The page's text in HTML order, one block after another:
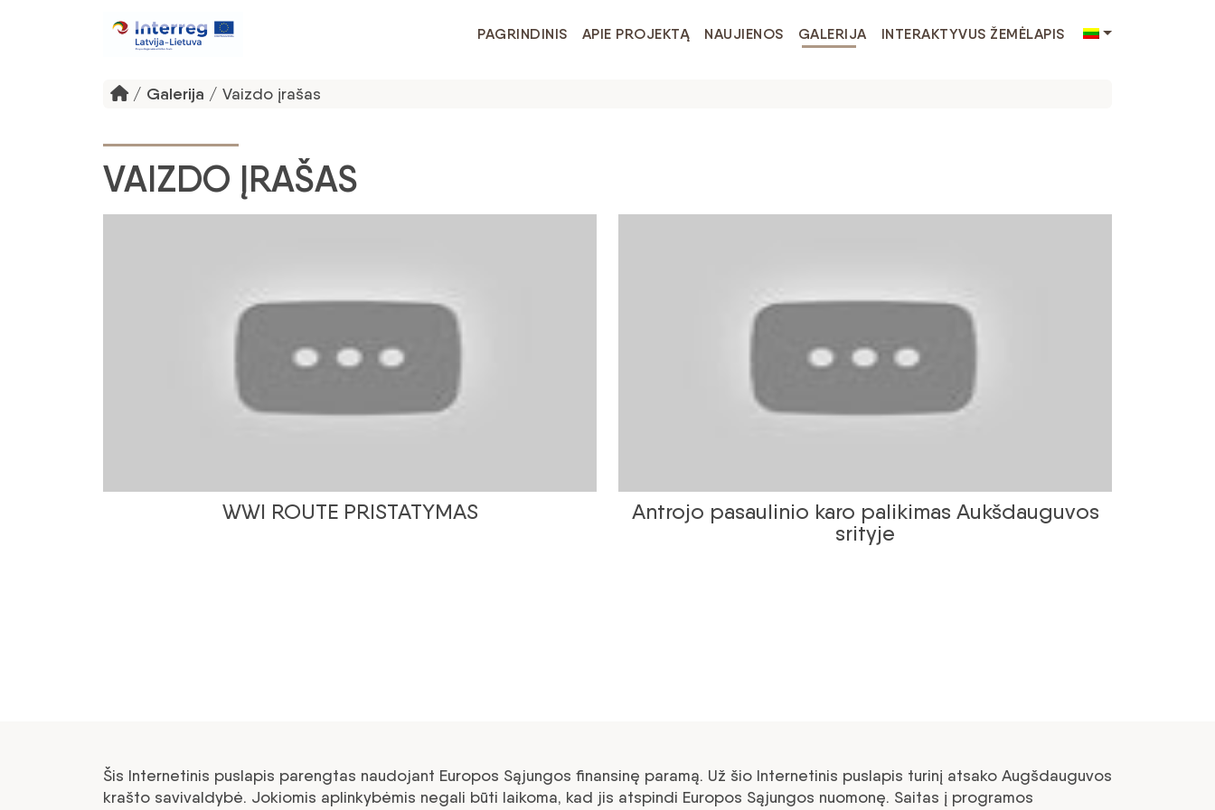
PAGRINDINIS APIE PROJEKTĄ NAUJIENOS GALERIJA INTERAKTYVUS ŽEMĖLAPIS
/ Galerija / Vaizdo įrašas
VAIZDO ĮRAŠAS
WWI ROUTE PRISTATYMAS
Antrojo pasaulinio karo palikimas Aukšdauguvos
srityje
Šis Internetinis puslapis parengtas naudojant Europos Sąjungos finansinę paramą. Už šio Internetinis puslapis turinį atsako Augšdauguvos
krašto savivaldybė. Jokiomis aplinkybėmis negali būti laikoma, kad jis atspindi Europos Sąjungos nuomonę. Saitas į programos